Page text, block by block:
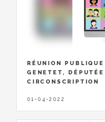
RÉUNION
GENETET,
CIRCONSCRIPTION
01-04-2022